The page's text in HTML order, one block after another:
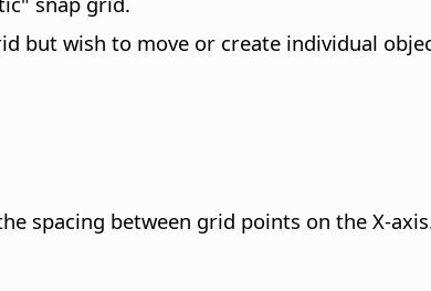
but wish to move or create individual
spacing between grid points on the X-